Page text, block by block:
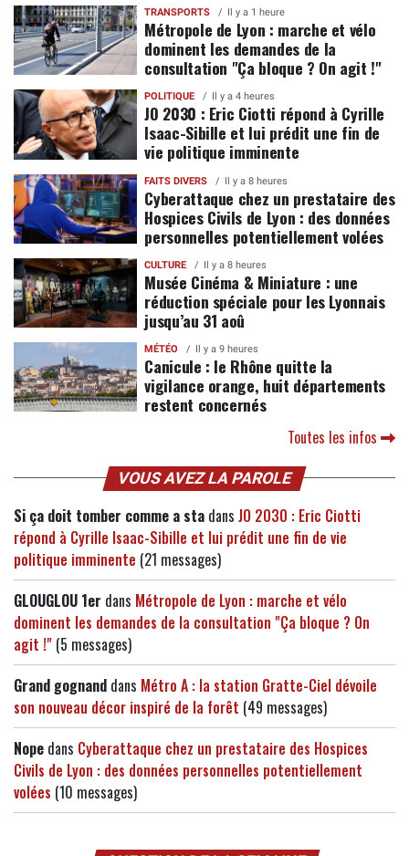
TRANSPORTS Il y a 1 heure
Métropole de Lyon : marche et vélo
dominent les demandes de la
consultation "Ça bloque ? On agit !"
POLITIQUE Il y a 4 heures
JO 2030 : Eric Ciotti répond à Cyrille
Isaac-Sibille et lui prédit une fin de
vie politique imminente
FAITS DIVERS Il y a 8 heures
Cyberattaque chez un prestataire des
Hospices Civils de Lyon : des données
personnelles potentiellement volées
CULTURE Il y a 8 heures
Musée Cinéma & Miniature : une
réduction spéciale pour les Lyonnais
jusqu’au 31 aoû
MÉTÉO Il y a 9 heures
Canicule : le Rhône quitte la
vigilance orange, huit départements
restent concernés
Toutes les infos
VOUS AVEZ LA PAROLE
Si ça doit tomber comme a sta dans JO 2030 : Eric Ciotti
répond à Cyrille Isaac-Sibille et lui prédit une fin de vie
politique imminente (21 messages)
GLOUGLOU 1er dans Métropole de Lyon : marche et vélo
dominent les demandes de la consultation "Ça bloque ? On
agit !" (5 messages)
Grand gognand dans Métro A : la station Gratte-Ciel dévoile
son nouveau décor inspiré de la forêt (49 messages)
Nope dans Cyberattaque chez un prestataire des Hospices
Civils de Lyon : des données personnelles potentiellement
volées (10 messages)